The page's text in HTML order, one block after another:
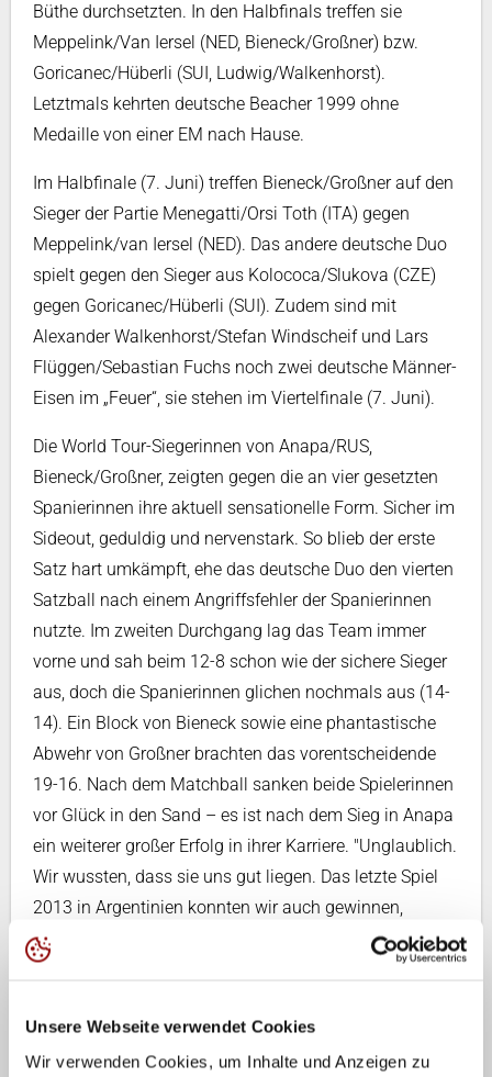
Unsere Webseite verwendet Cookies
Wir verwenden Cookies, um Inhalte und Anzeigen zu
Büthe durchsetzten. In den Halbfinals treffen sie
Meppelink/Van Iersel (NED, Bieneck/Großner) bzw.
Goricanec/Hüberli (SUI, Ludwig/Walkenhorst).
Letztmals kehrten deutsche Beacher 1999 ohne
Medaille von einer EM nach Hause.
Im Halbfinale (7. Juni) treffen Bieneck/Großner auf den
Sieger der Partie Menegatti/Orsi Toth (ITA) gegen
Meppelink/van Iersel (NED). Das andere deutsche Duo
spielt gegen den Sieger aus Kolococa/Slukova (CZE)
gegen Goricanec/Hüberli (SUI). Zudem sind mit
Alexander Walkenhorst/Stefan Windscheif und Lars
Flüggen/Sebastian Fuchs noch zwei deutsche Männer-
Eisen im „Feuer“, sie stehen im Viertelfinale (7. Juni).
Die World Tour-Siegerinnen von Anapa/RUS,
Bieneck/Großner, zeigten gegen die an vier gesetzten
Spanierinnen ihre aktuell sensationelle Form. Sicher im
Sideout, geduldig und nervenstark. So blieb der erste
Satz hart umkämpft, ehe das deutsche Duo den vierten
Satzball nach einem Angriffsfehler der Spanierinnen
nutzte. Im zweiten Durchgang lag das Team immer
vorne und sah beim 12-8 schon wie der sichere Sieger
aus, doch die Spanierinnen glichen nochmals aus (14-
14). Ein Block von Bieneck sowie eine phantastische
Abwehr von Großner brachten das vorentscheidende
19-16. Nach dem Matchball sanken beide Spielerinnen
vor Glück in den Sand – es ist nach dem Sieg in Anapa
ein weiterer großer Erfolg in ihrer Karriere. "Unglaublich.
Wir wussten, dass sie uns gut liegen. Das letzte Spiel
2013 in Argentinien konnten wir auch gewinnen,
deswegen hatten wir ein gutes Gefühl. Wir wissen aber
auch, dass sie super gut spielen können. Wir sind
was vorgenommen. Der Spielaufbau hat gut geklappt,
da hatten wir eine gute Chance auf den Punkt. Auch